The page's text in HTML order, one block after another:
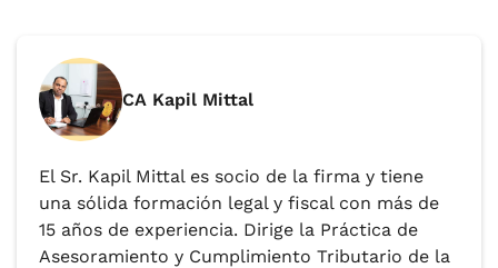
CA Kapil Mittal
El Sr. Kapil Mittal es socio de la firma y tiene
una sólida formación legal y fiscal con más de
15 años de experiencia. Dirige la Práctica de
Asesoramiento y Cumplimiento Tributario de la